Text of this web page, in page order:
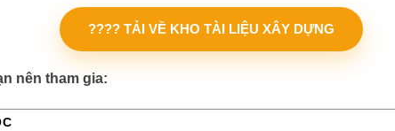
???? TẢI VỀ KHO TÀI LIỆU XÂY DỰNG
nên tham gia: